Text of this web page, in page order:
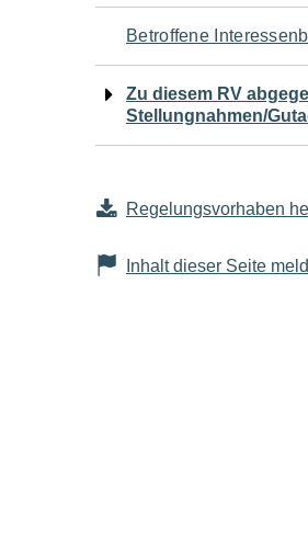
den
Seiteninhalt
Betroffene
Zu diesem RV
Stellungnahmen/
Regelungsvorhaben
Inhalt dieser Seite